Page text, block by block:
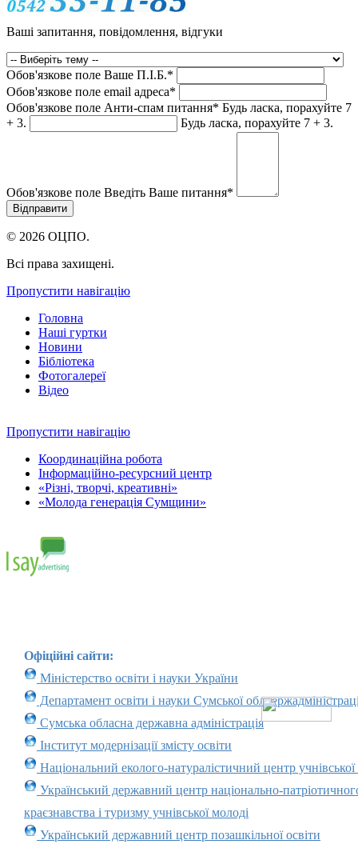
Ваші запитання, повідомлення, відгуки
Обов'язкове поле Ваше П.I.Б.*
Обов'язкове поле email адреса*
Обов'язкове поле Анти-спам питання* Будь ласка, порахуйте 7
+ 3.
Будь ласка, порахуйте 7 + 3.
Обов'язкове поле Введіть Ваше питання*
© 2026 ОЦПО.
Всі права захищені.
Пропустити навігацію
Головна
Наші гуртки
Новини
Бібліотека
Фотогалереї
Відео
Пропустити навігацію
Координаційна робота
Інформаційно-ресурсний центр
«Різні, творчі, креативні»
«Молода генерація Сумщини»
Офіційні сайти:
Міністерство освіти і науки України
Департамент освіти і науки Сумської
Сумська обласна державна адміністрація
Інститут модернізації змісту освіти
Національний еколого-натуралістичний центр учнівської
Український державний центр національно-
краєзнавства і туризму учнівської молоді
Український державний центр позашкільної освіти